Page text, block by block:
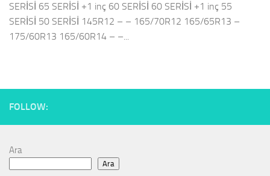
SERİSİ 65 SERİSİ +1 inç 60 SERİSİ 60 SERİSİ +1 inç 55
SERİSİ 50 SERİSİ 145R12 – – 165/70R12 165/65R13 –
175/60R13 165/60R14 – –...
FOLLOW:
Ara
Ara